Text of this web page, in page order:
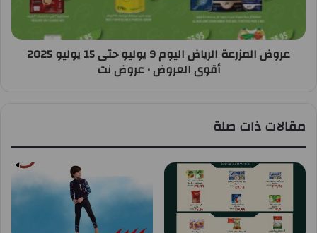
عروض المزرعة الرياض اليوم 9 يوليو حتى 15 يوليو 2025
أقوى العروض • عروض نت
مقالات ذات صلة